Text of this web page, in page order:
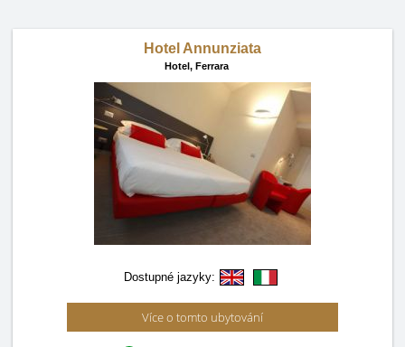
Hotel Annunziata
Hotel, Ferrara
Dostupné jazyky:
Více o tomto ubytování